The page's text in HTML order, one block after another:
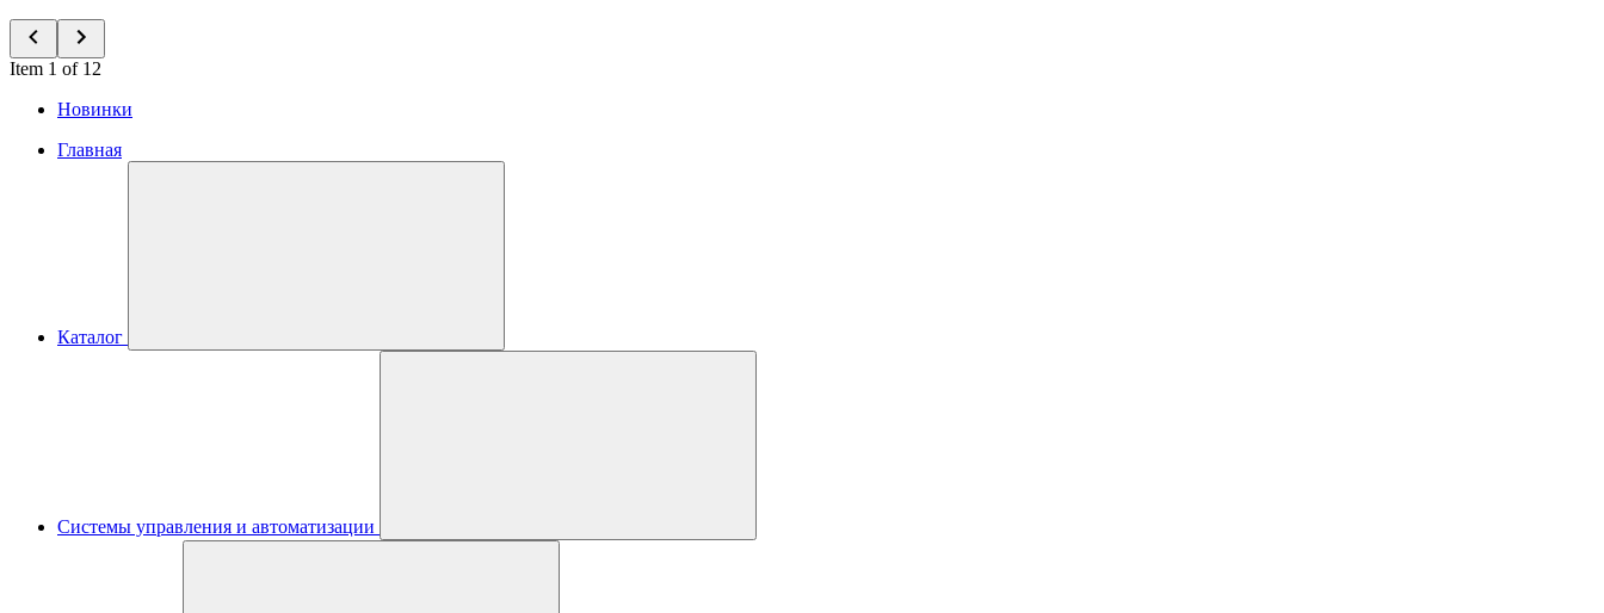
Item 1 of 12
Новинки
Главная
Каталог
Системы управления и автоматизации